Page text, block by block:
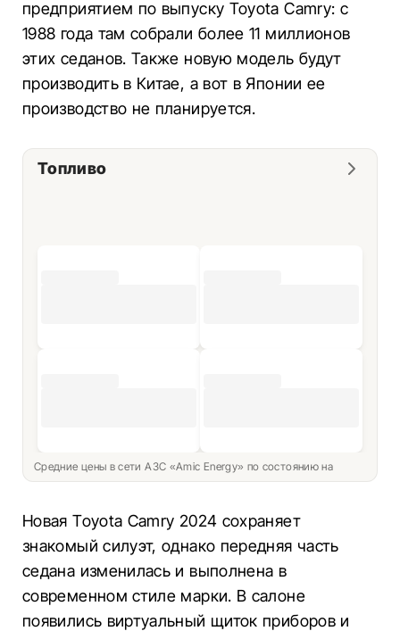
предприятием по выпуску Toyota Camry: с
1988 года там собрали более 11 миллионов
этих седанов. Также новую модель будут
производить в Китае, а вот в Японии ее
производство не планируется.
Топливо
Средние цены в сети АЗС «Amic Energy» по состоянию на
Новая Toyota Camry 2024 сохраняет
знакомый силуэт, однако передняя часть
седана изменилась и выполнена в
современном стиле марки. В салоне
появились виртуальный щиток приборов и